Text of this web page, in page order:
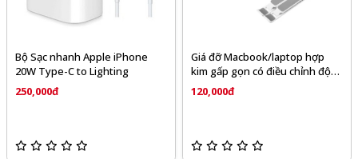
Bộ Sạc nhanh Apple iPhone
20W Type-C to Lighting
250,000đ
Giá đỡ Macbook/laptop hợp
kim gấp gọn có điều chỉnh độ
cao 7 cấp độ
120,000đ